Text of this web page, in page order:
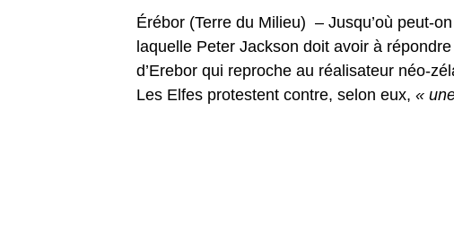
Érébor (Terre du Milieu) – Jusqu’où peut-
laquelle Peter Jackson doit avoir à
d’Erebor qui reproche au réalisateur néo-
Les Elfes protestent contre, selon eux, «